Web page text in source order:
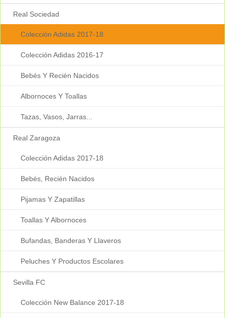
Real Sociedad
Colección Adidas 2017-18
Colección Adidas 2016-17
Bebés Y Recién Nacidos
Albornoces Y Toallas
Tazas, Vasos, Jarras...
Real Zaragoza
Colección Adidas 2017-18
Bebés, Recién Nacidos
Pijamas Y Zapatillas
Toallas Y Albornoces
Bufandas, Banderas Y Llaveros
Peluches Y Productos Escolares
Sevilla FC
Colección New Balance 2017-18